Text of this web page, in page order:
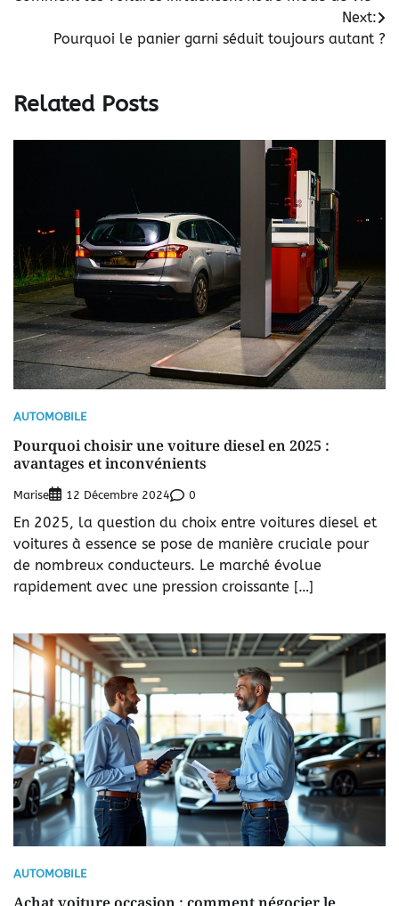
de
l’article
Next:
Pourquoi le panier garni séduit toujours autant ?
Related Posts
AUTOMOBILE
Pourquoi choisir une voiture diesel en 2025 :
avantages et inconvénients
Marise 12 Décembre 2024 0
En 2025, la question du choix entre voitures diesel et
voitures à essence se pose de manière cruciale pour
de nombreux conducteurs. Le marché évolue
rapidement avec une pression croissante […]
AUTOMOBILE